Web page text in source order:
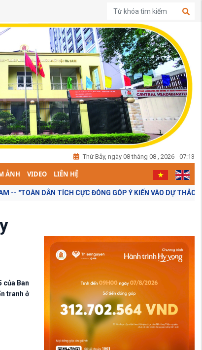
Thứ Bảy, ngày 08 tháng 08 , 2026 - 07:13
ẢNH VIDEO LIÊN HỆ
GÓP Ý KIẾN VÀO DỰ THẢO BÁO CÁO CHÍNH TRỊ TẠI
của Ban
tranh ở